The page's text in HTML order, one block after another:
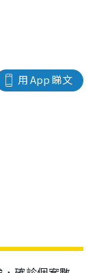
用 App 睇文